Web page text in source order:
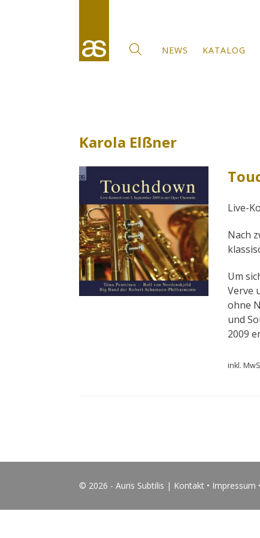
NEWS KATALOG
Karola Elßner
Live-
Nach
Um
Verve
ohne
und
2009
inkl.
© 2026 - Auris Subtilis | Kontakt • Impressum •